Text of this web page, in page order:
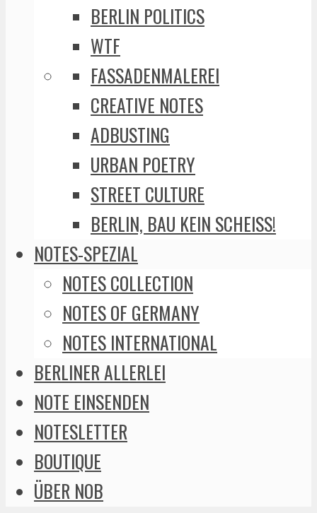
BERLIN POLITICS
WTF
FASSADENMALEREI
CREATIVE NOTES
ADBUSTING
URBAN POETRY
STREET CULTURE
BERLIN, BAU KEIN SCHEISS!
NOTES-SPEZIAL
NOTES COLLECTION
NOTES OF GERMANY
NOTES INTERNATIONAL
BERLINER ALLERLEI
NOTE EINSENDEN
NOTESLETTER
BOUTIQUE
ÜBER NOB